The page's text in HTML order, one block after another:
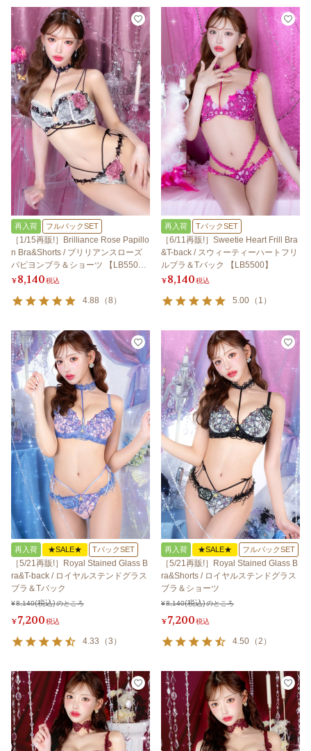
再入荷 フルバックSET
［1/15再販!］Brilliance Rose Papillo
n Bra&Shorts / ブリリアンスローズ
パピヨンブラ＆ショーツ 【LB550
0】
¥8,140税込
4.88 （8 ）
再入荷 TバックSET
［6/11再販!］Sweetie Heart Frill Bra
&T-back / スウィーティーハートフリ
ルブラ＆Tバック 【LB5500】
¥8,140税込
5.00 （ 1 ）
再入荷 ★SALE★ TバックSET
［5/21再販!］Royal Stained Glass B
ra&T-back / ロイヤルステンドグラス
ブラ＆Tバック
¥8,140 のところ
¥7,200税込
4.33 （3 ）
再入荷 ★SALE★ フルバックSET
［5/21再販!］Royal Stained Glass B
ra&Shorts / ロイヤルステンドグラス
ブラ＆ショーツ
¥8,140 のところ
¥7,200税込
4.50 （2 ）